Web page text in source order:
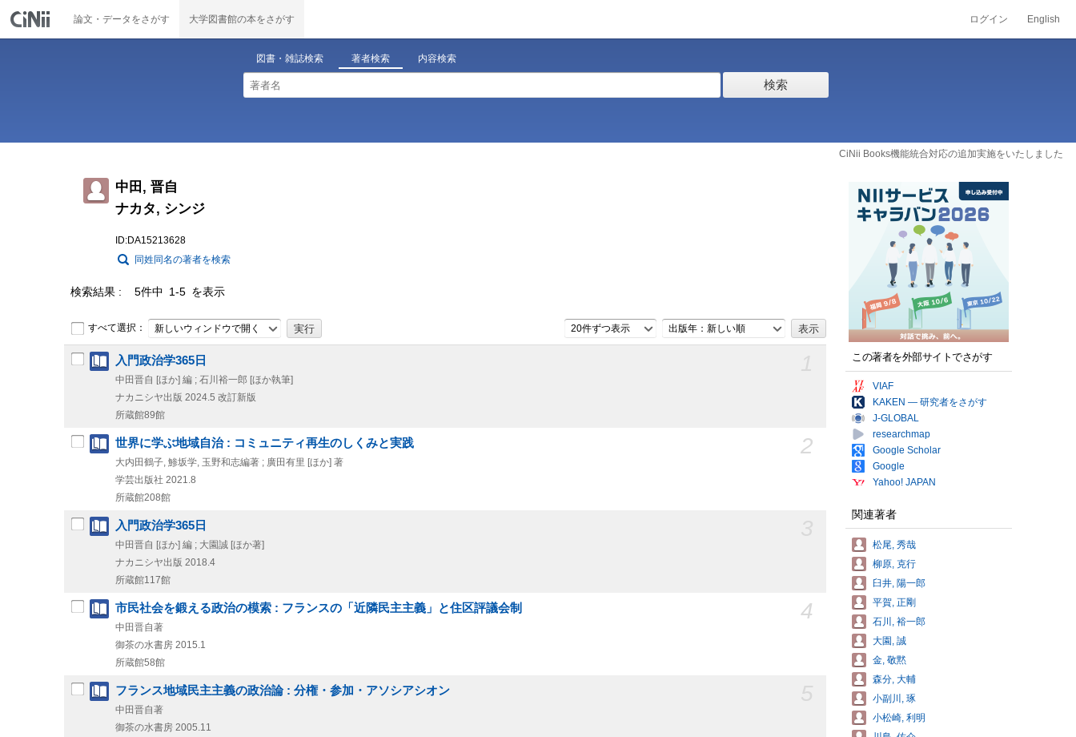
論文・データをさがす 大学図書館の本をさがす ログイン English
図書・雑誌検索 著者検索 内容検索
検索
CiNii Books機能統合対応の追加実施をいたしました
中田, 晋自
ナカタ, シンジ
ID:DA15213628
同姓同名の著者を検索
検索結果 5件中 1-5 を表示
すべて選択： 新しいウィンドウで開く 20件ずつ表示 出版年：新しい順
入門政治学365日
中田晋自 [ほか] 編 ; 石川裕一郎 [ほか執筆]
ナカニシヤ出版 2024.5 改訂新版
所蔵館89館
2
世界に学ぶ地域自治 : コミュニティ再生のしくみと実践
大内田鶴子, 鯵坂学, 玉野和志編著 ; 廣田有里 [ほか] 著
学芸出版社 2021.8
所蔵館208館
入門政治学365日
中田晋自 [ほか] 編 ; 大園誠 [ほか著]
ナカニシヤ出版 2018.4
所蔵館117館
4
市民社会を鍛える政治の模索 : フランスの「近隣民主主義」と住区評議会制
中田晋自著
御茶の水書房 2015.1
所蔵館58館
フランス地域民主主義の政治論 : 分権・参加・アソシアシオン
中田晋自著
御茶の水書房 2005.11
この著者を外部サイトでさがす
VIAF
KAKEN — 研究者をさがす
J-GLOBAL
researchmap
Google Scholar
Google
Yahoo! JAPAN
関連著者
松尾, 秀哉
柳原, 克行
臼井, 陽一郎
平賀, 正剛
石川, 裕一郎
大園, 誠
金, 敬黙
森分, 大輔
小副川, 琢
小松崎, 利明